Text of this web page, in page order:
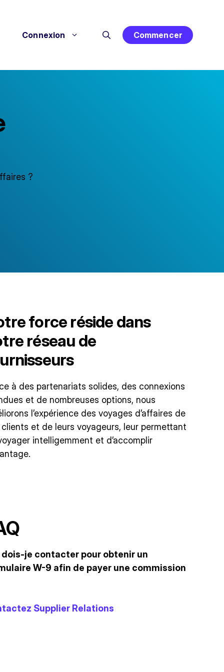
Connexion Commencer
?
force réside dans
réseau de
à des partenariats solides, des connexions
et de nombreuses options, nous
l’expérience des voyages d’affaires de
et de leurs voyageurs, leur permettant
intelligemment et d’accomplir
dois-je contacter pour obtenir un
W-9 afin de payer une commission
Supplier Relations